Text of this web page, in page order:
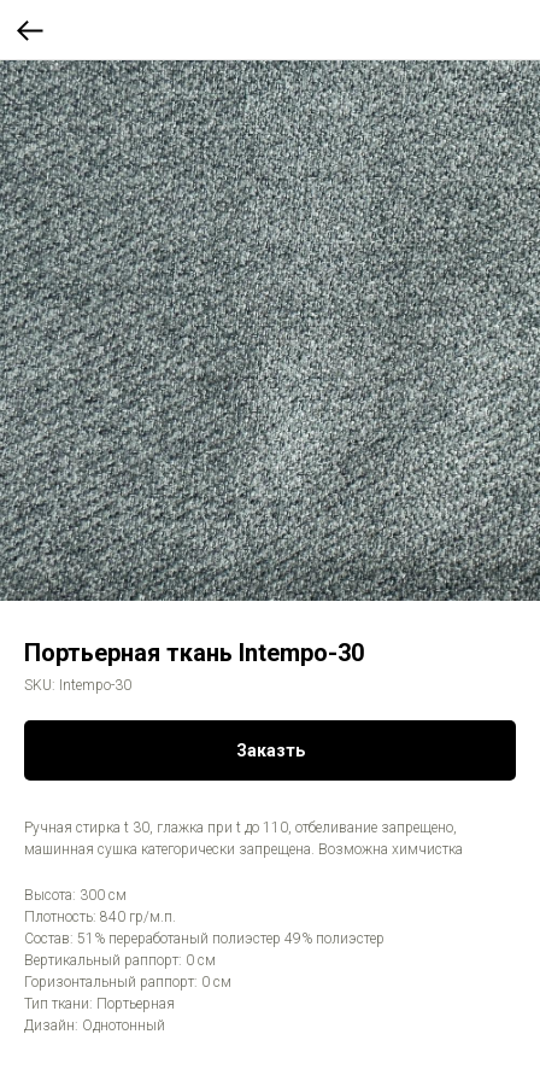
Портьерная ткань Intempo-30
SKU: Intempo-30
Заказть
Ручная стирка t 30, глажка при t до 110, отбеливание запрещено,
машинная сушка категорически запрещена. Возможна химчистка
Высота: 300 см
Плотность: 840 гр/м.п.
Состав: 51% переработаный полиэстер 49% полиэстер
Вертикальный раппорт: 0 см
Горизонтальный раппорт: 0 см
Тип ткани: Портьерная
Дизайн: Однотонный